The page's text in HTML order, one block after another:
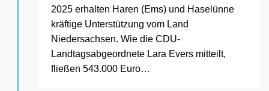
2025 erhalten Haren (Ems) und Haselünne
kräftige Unterstützung vom Land
Niedersachsen. Wie die CDU-
Landtagsabgeordnete Lara Evers mitteilt,
fließen 543.000 Euro…